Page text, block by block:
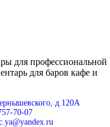
для профессиональной
для баров кафе и
д.120А
70-07